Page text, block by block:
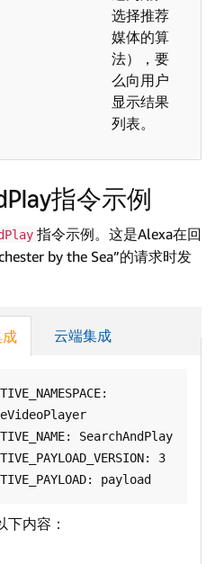
选择推荐
媒体的算
法），要
么向用户
显示结果
列表。
指令示例
指令示例。这是Alexa在回
by the Sea”的请求时发
云端集成
SearchAndPlay
3
下内容：